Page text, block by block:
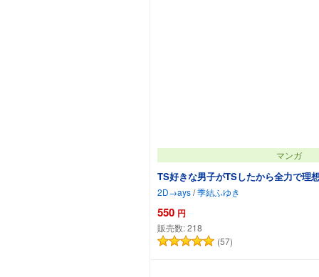
マンガ
TS好きな男子がTSしたから全力で理
2D→ays/季結ふゆき
550 円
販売数:218
(57)